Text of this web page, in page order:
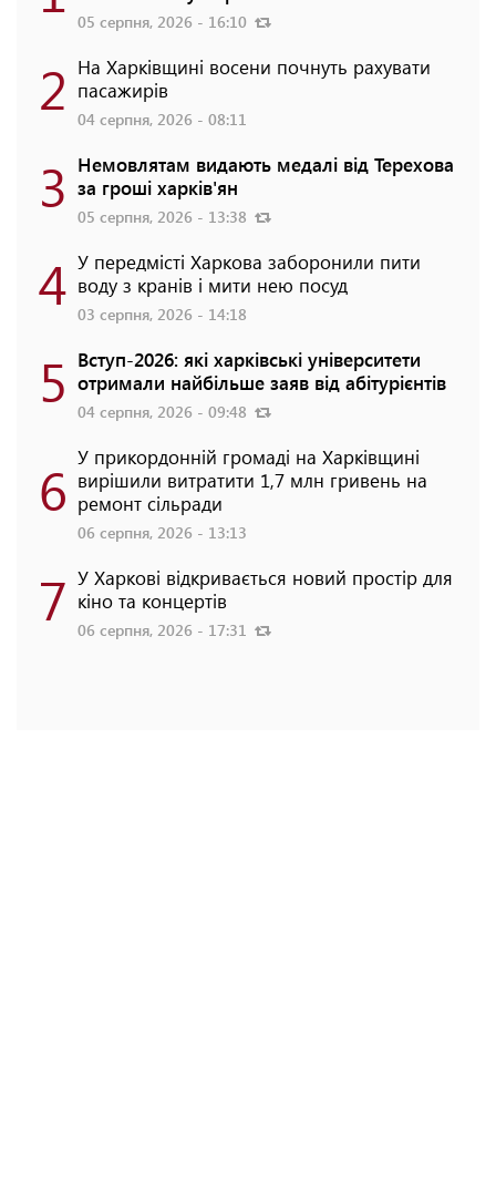
05 серпня, 2026 - 16:10
2 На Харківщині восени почнуть рахувати
пасажирів
04 серпня, 2026 - 08:11
3 Немовлятам видають медалі від Терехова
за гроші харків'ян
05 серпня, 2026 - 13:38
4 У передмісті Харкова заборонили пити
воду з кранів і мити нею посуд
03 серпня, 2026 - 14:18
5 Вступ-2026: які харківські університети
отримали найбільше заяв від абітурієнтів
04 серпня, 2026 - 09:48
6 У прикордонній громаді на Харківщині
вирішили витратити 1,7 млн гривень на
ремонт сільради
06 серпня, 2026 - 13:13
7 У Харкові відкривається новий простір для
кіно та концертів
06 серпня, 2026 - 17:31